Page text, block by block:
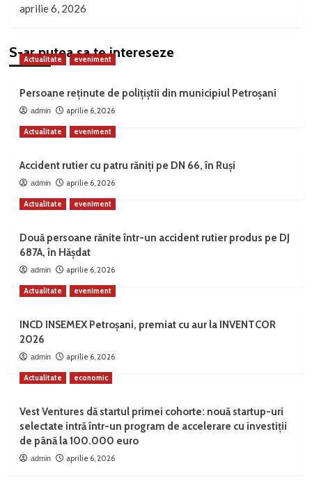
aprilie 6, 2026
S-ar putea sa te intereseze
Actualitate eveniment
Persoane reținute de polițiștii din municipiul Petroșani
admin aprilie 6, 2026
Actualitate eveniment
Accident rutier cu patru răniți pe DN 66, în Ruși
admin aprilie 6, 2026
Actualitate eveniment
Două persoane rănite într-un accident rutier produs pe DJ
687A, în Hășdat
admin aprilie 6, 2026
Actualitate eveniment
INCD INSEMEX Petroșani, premiat cu aur la INVENTCOR
2026
admin aprilie 6, 2026
Actualitate economic
Vest Ventures dă startul primei cohorte: nouă startup-uri
selectate intră într-un program de accelerare cu investiții
de până la 100.000 euro
admin aprilie 6, 2026